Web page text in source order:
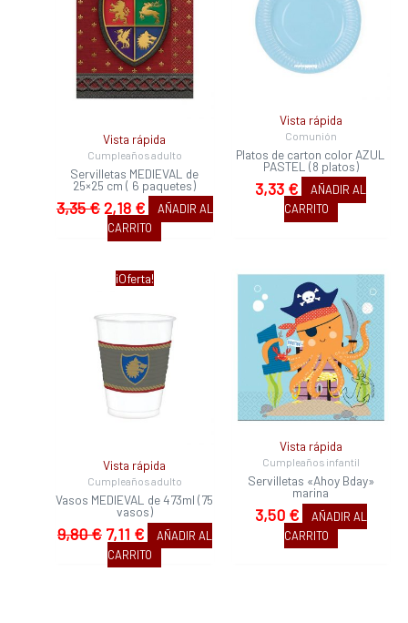
Vista rápida
Cumpleaños adulto
Servilletas MEDIEVAL de
25×25 cm ( 6 paquetes)
3,35€
era:
3,35 €.
2,18 €
es:
2,18 €.
AÑADIR AL
CARRITO
Vista rápida
Comunión
Platos de carton color AZUL
PASTEL (8 platos)
3,33 €
AÑADIR AL
CARRITO
¡Oferta!
Vista rápida
Cumpleaños adulto
Vasos MEDIEVAL de 473ml (75
vasos)
9,80€
El
original
era:
9,80 €.
7,11 €
El
actual
es:
7,11 €.
AÑADIR AL
CARRITO
Vista rápida
Cumpleaños infantil
Servilletas «Ahoy Bday»
marina
3,50 €
AÑADIR AL
CARRITO